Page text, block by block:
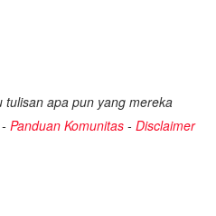
apa pun yang mereka
Panduan Komunitas - Disclaimer